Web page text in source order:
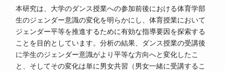
本研究は、大学のダンス授業への参加前後における体育学部
生のジェンダー意識の変化を明らかにし、体育授業において
ジェンダー平等を推進するために有効な指導要因を探索する
ことを目的としています。分析の結果、ダンス授業の受講後
に学生のジェンダー意識がより平等な方向へと変化したこ
と、そしてその変化は単に男女共習（男女一緒に受講するこ